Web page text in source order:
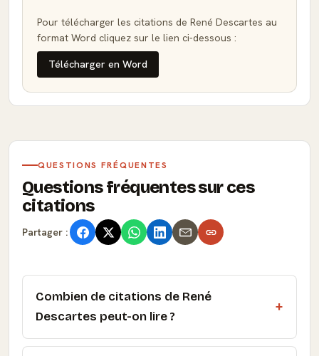
Pour télécharger les citations de René Descartes au
format Word cliquez sur le lien ci-dessous :
Télécharger en Word
QUESTIONS FRÉQUENTES
Questions fréquentes sur ces
citations
Partager :
Combien de citations de René
Descartes peut-on lire ?